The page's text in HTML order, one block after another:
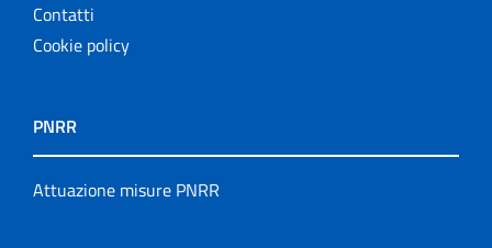
Contatti
Cookie policy
PNRR
Attuazione misure PNRR